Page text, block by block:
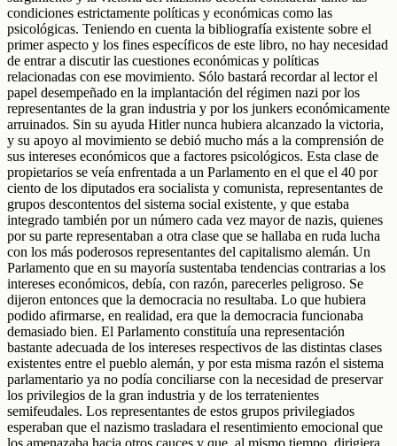
condiciones estrictamente políticas y económicas como las
psicológicas. Teniendo en cuenta la bibliografía existente sobre el
primer aspecto y los fines específicos de este libro, no hay necesidad
de entrar a discutir las cuestiones económicas y políticas
relacionadas con ese movimiento. Sólo bastará recordar al lector el
papel desempeñado en la implantación del régimen nazi por los
representantes de la gran industria y por los junkers económicamente
arruinados. Sin su ayuda Hitler nunca hubiera alcanzado la victoria,
y su apoyo al movimiento se debió mucho más a la comprensión de
sus intereses económicos que a factores psicológicos. Esta clase de
propietarios se veía enfrentada a un Parlamento en el que el 40 por
ciento de los diputados era socialista y comunista, representantes de
grupos descontentos del sistema social existente, y que estaba
integrado también por un número cada vez mayor de nazis, quienes
por su parte representaban a otra clase que se hallaba en ruda lucha
con los más poderosos representantes del capitalismo alemán. Un
Parlamento que en su mayoría sustentaba tendencias contrarias a los
intereses económicos, debía, con razón, parecerles peligroso. Se
dijeron entonces que la democracia no resultaba. Lo que hubiera
podido afirmarse, en realidad, era que la democracia funcionaba
demasiado bien. El Parlamento constituía una representación
bastante adecuada de los intereses respectivos de las distintas clases
existentes entre el pueblo alemán, y por esta misma razón el sistema
parlamentario ya no podía conciliarse con la necesidad de preservar
los privilegios de la gran industria y de los terratenientes
semifeudales. Los representantes de estos grupos privilegiados
esperaban que el nazismo trasladara el resentimiento emocional que
los amenazaba hacia otros cauces y que, al mismo tiempo, dirigiera